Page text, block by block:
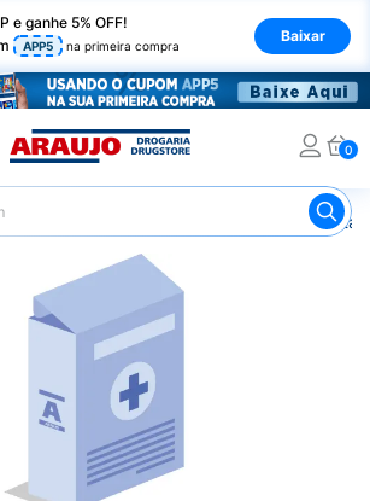
e ganhe 5% OFF!
APP5 na primeira compra
Baixar
0
e Bem Estar